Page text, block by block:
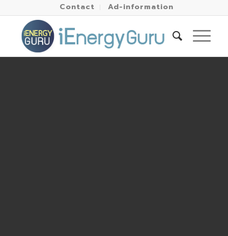
Contact Ad-information